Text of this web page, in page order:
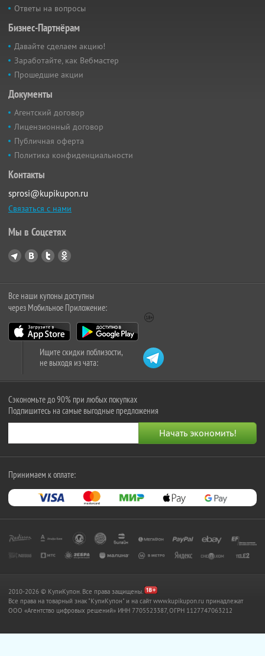
Ответы на вопросы
Бизнес-Партнёрам
Давайте сделаем акцию!
Заработайте, как Вебмастер
Прошедшие акции
Документы
Агентский договор
Лицензионный договор
Публичная оферта
Политика конфиденциальности
Контакты
sprosi@kupikupon.ru
Связаться с нами
Мы в Соцсетях
Все наши купоны доступны
через Мобильное Приложение:
Ищите скидки поблизости,
не выходя из чата:
Сэкономьте до 90% при любых покупках
Подпишитесь на самые выгодные предложения
Принимаем к оплате:
2010-2026 © КупиКупон. Все права защищены.
Все права на товарный знак "КупиКупон" и на сайт www.kupikupon.ru принадлежат
OOO «Агентство цифровых решений» ИНН 7705523387, ОГРН 1127747063212